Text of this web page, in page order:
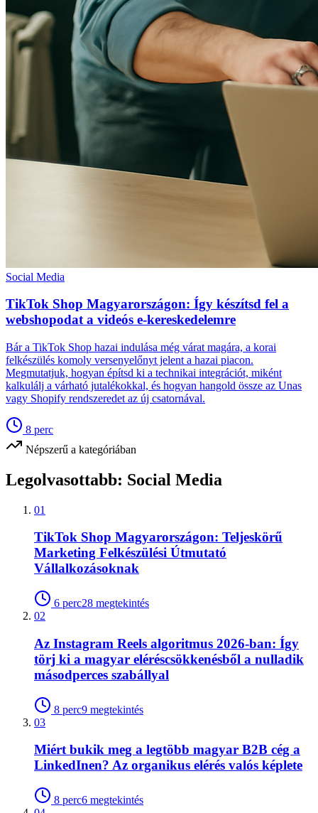
Social Media
TikTok Shop Magyarországon: Így készítsd fel a
webshopodat a videós e-kereskedelemre
Bár a TikTok Shop hazai indulása még várat magára, a korai
felkészülés komoly versenyelőnyt jelent a hazai piacon.
Megmutatjuk, hogyan építsd ki a technikai integrációt, miként
kalkulálj a várható jutalékokkal, és hogyan hangold össze az Unas
vagy Shopify rendszeredet az új csatornával.
8 perc
Népszerű a kategóriában
Legolvasottabb: Social Media
01
TikTok Shop Magyarországon: Teljeskörű
Marketing Felkészülési Útmutató
Vállalkozásoknak
6 perc28 megtekintés
02
Az Instagram Reels algoritmus 2026-ban: Így
törj ki a magyar eléréscsökkenésből a nulladik
másodperces szabállyal
8 perc9 megtekintés
03
Miért bukik meg a legtöbb magyar B2B cég a
LinkedInen? Az organikus elérés valós képlete
8 perc6 megtekintés